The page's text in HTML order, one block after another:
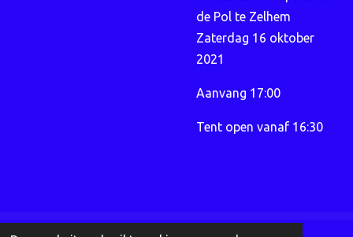
de Pol te Zelhem
Zaterdag 16 oktober
2021
Aanvang 17:00
Tent open vanaf 16:30